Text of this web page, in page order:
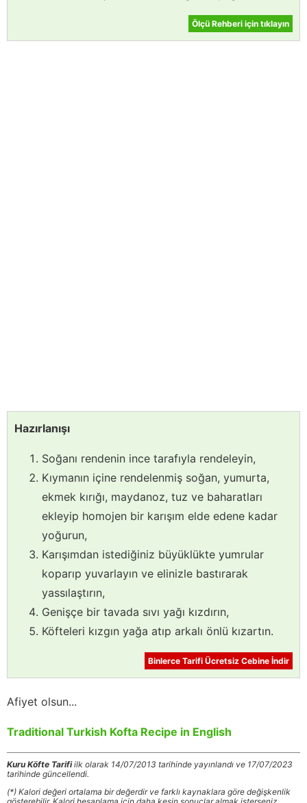
Ölçü Rehberi için tıklayın
Hazırlanışı
Soğanı rendenin ince tarafıyla rendeleyin,
Kıymanın içine rendelenmiş soğan, yumurta,
ekmek kırığı, maydanoz, tuz ve baharatları
ekleyip homojen bir karışım elde edene kadar
yoğurun,
Karışımdan istediğiniz büyüklükte yumrular
koparıp yuvarlayın ve elinizle bastırarak
yassılaştırın,
Genişçe bir tavada sıvı yağı kızdırın,
Köfteleri kızgın yağa atıp arkalı önlü kızartın.
Binlerce Tarifi Ücretsiz Cebine İndir
Afiyet olsun...
Traditional Turkish Kofta Recipe in English
Kuru Köfte Tarifiilk olarak 14/07/2013 tarihinde yayınlandı ve 17/07/2023
tarihinde güncellendi.
(*) Kalori değeri ortalama bir değerdir ve farklı kaynaklara göre değişkenlik